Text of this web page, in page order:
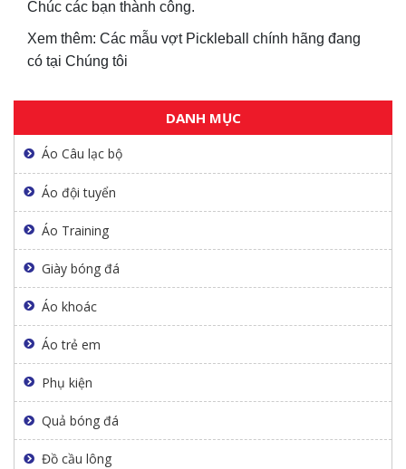
Chúc các bạn thành công.
Xem thêm: Các mẫu vợt Pickleball chính hãng đang
có tại Chúng tôi
DANH MỤC
Áo Câu lạc bộ
Áo đội tuyển
Áo Training
Giày bóng đá
Áo khoác
Áo trẻ em
Phụ kiện
Quả bóng đá
Đồ cầu lông